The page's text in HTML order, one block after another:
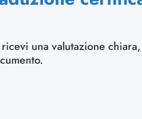
una valutazione chiara,